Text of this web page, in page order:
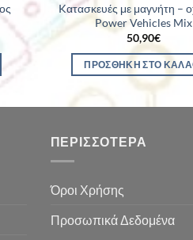
Kατασκευές με μαγνήτη –
Power Vehicles Mix
50,90€
ΠΡΟΣΘΉΚΗ ΣΤΟ
ΠΕΡΙΣΣΌΤΕΡΑ
Όροι Χρήσης
Προσωπικά Δεδομένα